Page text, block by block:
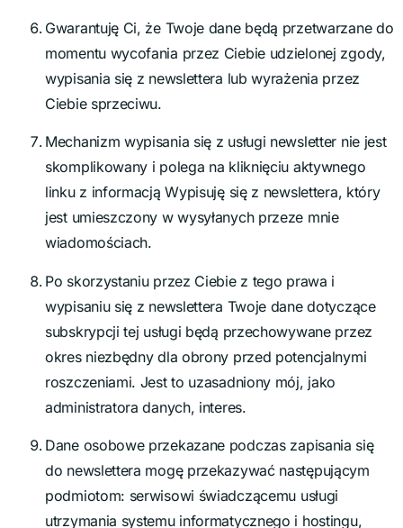
Gwarantuję Ci, że Twoje dane będą przetwarzane do
momentu wycofania przez Ciebie udzielonej zgody,
wypisania się z newslettera lub wyrażenia przez
Ciebie sprzeciwu.
Mechanizm wypisania się z usługi newsletter nie jest
skomplikowany i polega na kliknięciu aktywnego
linku z informacją Wypisuję się z newslettera, który
jest umieszczony w wysyłanych przeze mnie
wiadomościach.
Po skorzystaniu przez Ciebie z tego prawa i
wypisaniu się z newslettera Twoje dane dotyczące
subskrypcji tej usługi będą przechowywane przez
okres niezbędny dla obrony przed potencjalnymi
roszczeniami. Jest to uzasadniony mój, jako
administratora danych, interes.
Dane osobowe przekazane podczas zapisania się
do newslettera mogę przekazywać następującym
podmiotom: serwisowi świadczącemu usługi
utrzymania systemu informatycznego i hostingu,